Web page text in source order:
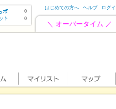
0
0
はじめての方へ ヘルプ ログ
＼ オーバータイム ／